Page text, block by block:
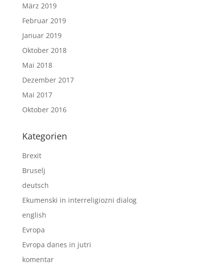
März 2019
Februar 2019
Januar 2019
Oktober 2018
Mai 2018
Dezember 2017
Mai 2017
Oktober 2016
Kategorien
Brexit
Bruselj
deutsch
Ekumenski in interreligiozni dialog
english
Evropa
Evropa danes in jutri
komentar